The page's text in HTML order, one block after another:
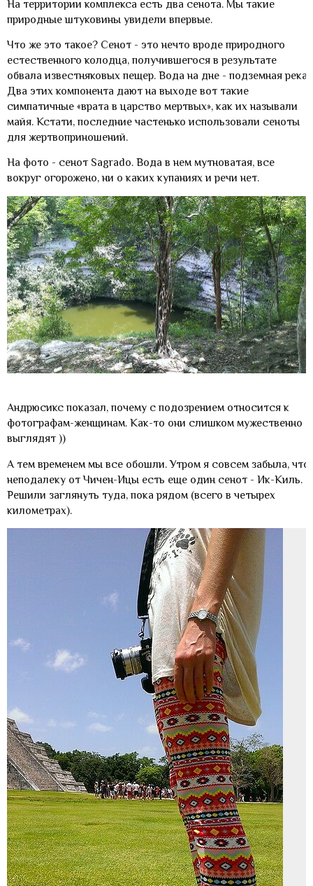
На территории комплекса есть два сенота. Мы такие
природные штуковины увидели впервые.
Что же это такое? Сенот - это нечто вроде природного
естественного колодца, получившегося в результате
обвала известняковых пещер. Вода на дне - подземная река.
Два этих компонента дают на выходе вот такие
симпатичные «врата в царство мертвых», как их называли
майя. Кстати, последние частенько использовали сеноты
для жертвоприношений.
На фото - сенот Sagrado. Вода в нем мутноватая, все
вокруг огорожено, ни о каких купаниях и речи нет.
Андрюсикс показал, почему с подозрением относится к
фотографам-женщинам. Как-то они слишком мужественно
выглядят ))
А тем временем мы все обошли. Утром я совсем забыла, что
неподалеку от Чичен-Ицы есть еще один сенот - Ик-Киль.
Решили заглянуть туда, пока рядом (всего в четырех
километрах).